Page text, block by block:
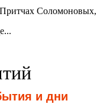
Соломоновых,
и дни